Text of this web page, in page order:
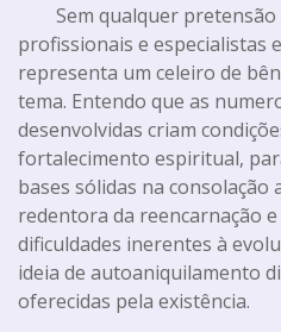
Sem qualquer pretensão
profissionais e especialistas
representa um celeiro de
tema. Entendo que as
desenvolvidas criam
fortalecimento espiritual,
bases sólidas na
redentora da reencarnação
dificuldades inerentes à
ideia de autoaniquilamento
oferecidas pela existência.